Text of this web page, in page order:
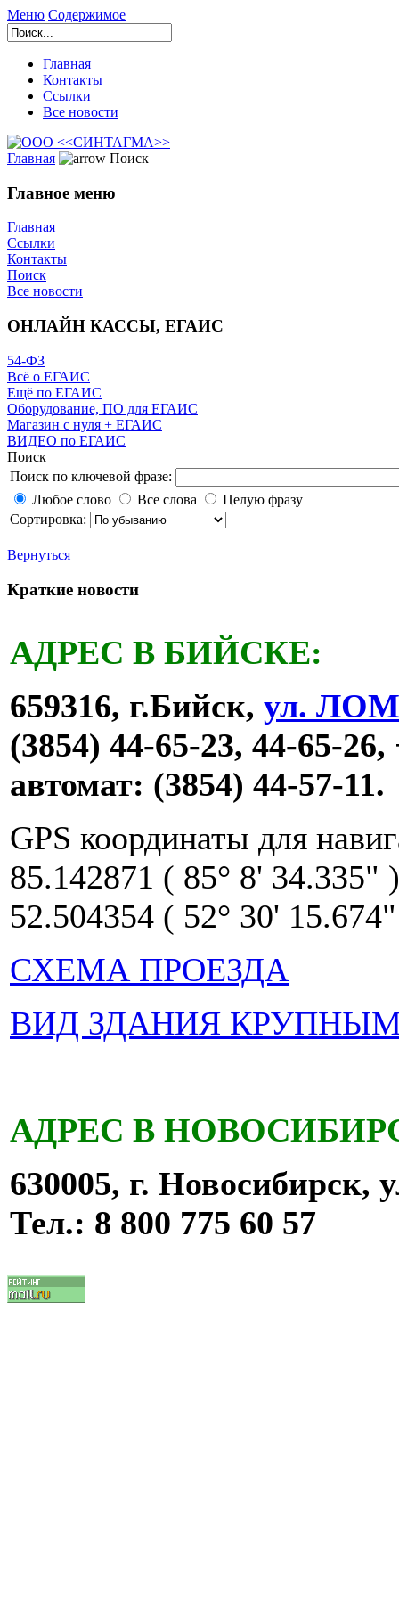
Меню Содержимое
Главная
Контакты
Ссылки
Все новости
Главная Поиск
Главное меню
Главная
Ссылки
Контакты
Поиск
Все новости
ОНЛАЙН КАССЫ, ЕГАИС
54-ФЗ
Всё о ЕГАИС
Ещё по ЕГАИС
Оборудование, ПО для ЕГАИС
Магазин с нуля + ЕГАИС
ВИДЕО по ЕГАИС
Поиск
Поиск по ключевой фразе:
Любое слово
Все слова
Целую фразу
Сортировка:
Вернуться
Краткие новости
АДРЕС В БИЙСКЕ:
659316, г.Бийск, ул.
(3854) 44-65-23, 44-65-
автомат: (3854) 44-57-11.
GPS координаты для
85.142871 ( 85° 8' 34.335"
52.504354 ( 52° 30'
СХЕМА ПРОЕЗДА
ВИД ЗДАНИЯ
АДРЕС В
630005, г.
Тел.: 8 800 775 60 57